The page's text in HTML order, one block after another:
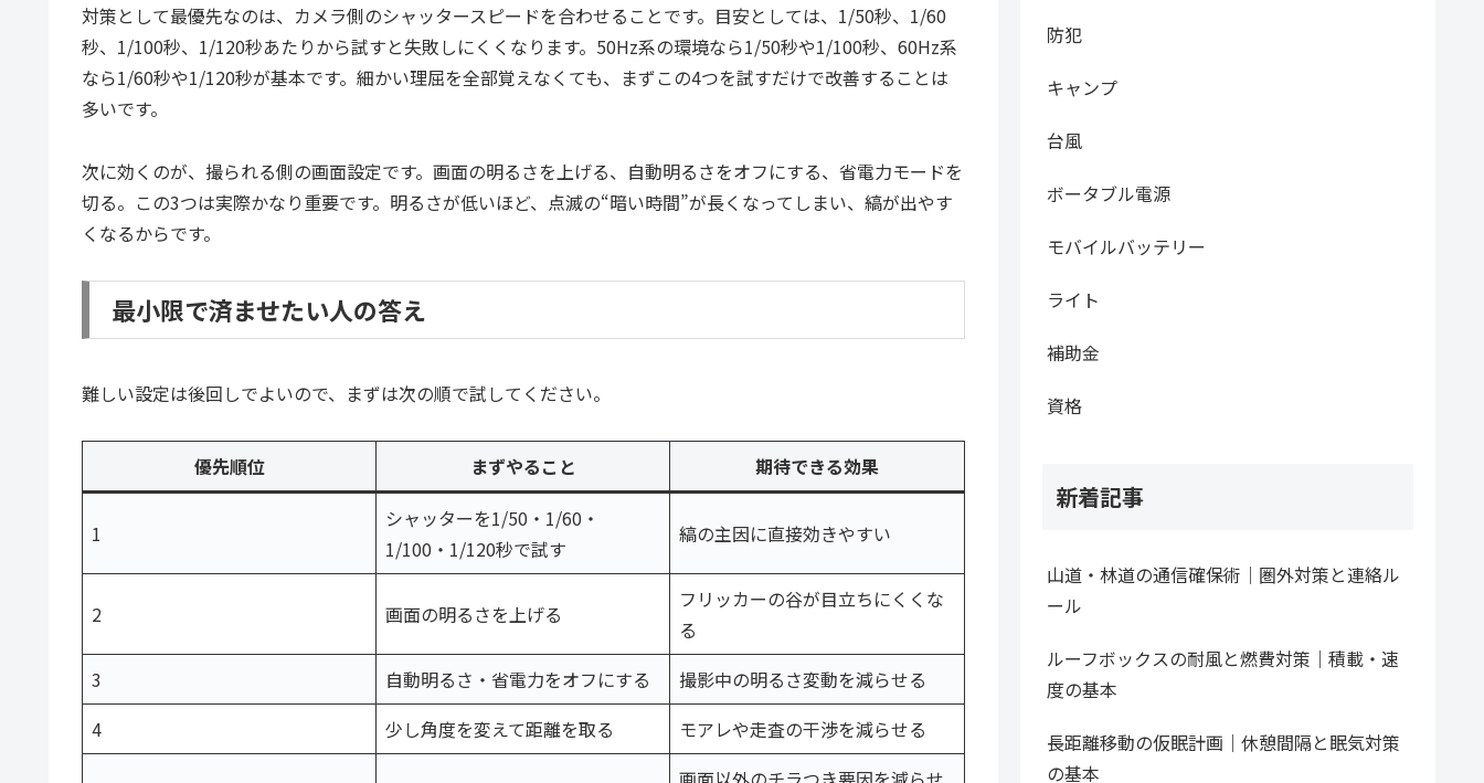
対策として最優先なのは、カメラ側のシャッタースピードを合わせることです。目安としては、1/50秒、1/60
秒、1/100秒、1/120秒あたりから試すと失敗しにくくなります。50Hz系の環境なら1/50秒や1/100秒、60Hz系
なら1/60秒や1/120秒が基本です。細かい理屈を全部覚えなくても、まずこの4つを試すだけで改善することは
多いです。
次に効くのが、撮られる側の画面設定です。画面の明るさを上げる、自動明るさをオフにする、省電力モードを
切る。この3つは実際かなり重要です。明るさが低いほど、点滅の“暗い時間”が長くなってしまい、縞が出やす
くなるからです。
最小限で済ませたい人の答え
難しい設定は後回しでよいので、まずは次の順で試してください。
優先順位 まずやること 期待できる効果
1
シャッターを1/50・1/60・
1/100・1/120秒で試す
縞の主因に直接効きやすい
2 画面の明るさを上げる
フリッカーの谷が目立ちにくくな
る
3
自動明るさ・省電力をオフにする
撮影中の明るさ変動を減らせる
4
少し角度を変えて距離を取る モアレや走査の干渉を減らせる
防犯
キャンプ
台風
ボータブル電源
モバイルバッテリー
ライト
補助金
資格
新着記事
山道・林道の通信確保術｜圏外対策と連絡ル
ール
ルーフボックスの耐風と燃費対策｜積載・速
度の基本
長距離移動の仮眠計画｜休憩間隔と眠気対策
の基本